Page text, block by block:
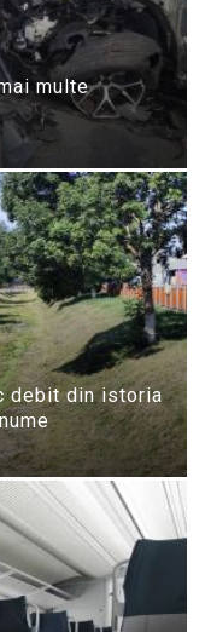
multe
debit din istoria